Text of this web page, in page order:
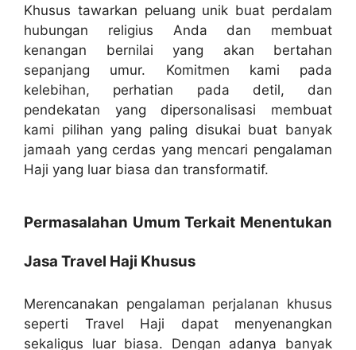
Khusus tawarkan peluang unik buat perdalam
hubungan religius Anda dan membuat
kenangan bernilai yang akan bertahan
sepanjang umur. Komitmen kami pada
kelebihan, perhatian pada detil, dan
pendekatan yang dipersonalisasi membuat
kami pilihan yang paling disukai buat banyak
jamaah yang cerdas yang mencari pengalaman
Haji yang luar biasa dan transformatif.
Permasalahan Umum Terkait Menentukan
Jasa Travel Haji Khusus
Merencanakan pengalaman perjalanan khusus
seperti Travel Haji dapat menyenangkan
sekaligus luar biasa. Dengan adanya banyak